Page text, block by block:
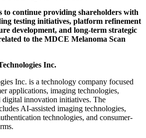
to continue providing shareholders with
testing initiatives, platform refinement
development, and long-term strategic
to the MDCE Melanoma Scan
Inc.
Inc. is a technology company focused
applications, imaging technologies,
digital innovation initiatives. The
AI-assisted imaging technologies,
technologies, and consumer-